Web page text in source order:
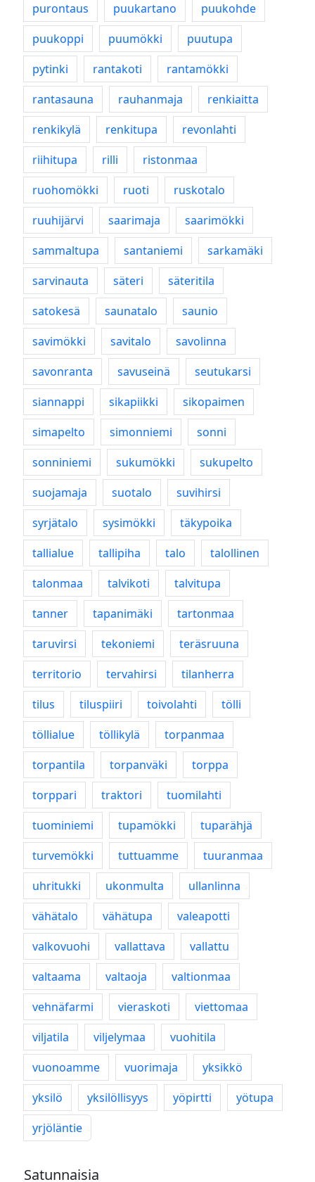
purontaus
puukartano
puukohde
puukoppi
puumökki
puutupa
pytinki
rantakoti
rantamökki
rantasauna
rauhanmaja
renkiaitta
renkikylä
renkitupa
revonlahti
riihitupa
rilli
ristonmaa
ruohomökki
ruoti
ruskotalo
ruuhijärvi
saarimaja
saarimökki
sammaltupa
santaniemi
sarkamäki
sarvinauta
säteri
säteritila
satokesä
saunatalo
saunio
savimökki
savitalo
savolinna
savonranta
savuseinä
seutukarsi
siannappi
sikapiikki
sikopaimen
simapelto
simonniemi
sonni
sonniniemi
sukumökki
sukupelto
suojamaja
suotalo
suvihirsi
syrjätalo
sysimökki
täkypoika
tallialue
tallipiha talo
talollinen
talonmaa
talvikoti
talvitupa
tanner
tapanimäki
tartonmaa
taruvirsi
tekoniemi
teräsruuna
territorio
tervahirsi
tilanherra
tilus
tiluspiiri toivolahti
tölli
töllialue
töllikylä
torpanmaa
torpantila
torpanväki
torppa
torppari
traktori
tuomilahti
tuominiemi
tupamökki
tuparähjä
turvemökki
tuttuamme
tuuranmaa
uhritukki
ukonmulta
ullanlinna
vähätalo
vähätupa
valeapotti
valkovuohi
vallattava
vallattu
valtaama
valtaoja
valtionmaa
vehnäfarmi
vieraskoti
viettomaa
viljatila
viljelymaa
vuohitila
vuonoamme
vuorimaja
yksikkö
yksilö
yksilöllisyys yöpirtti
yötupa
yrjöläntie
Satunnaisia